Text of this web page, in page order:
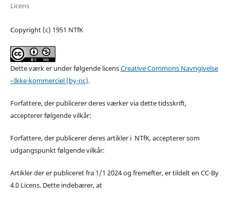
Licens
Copyright (c) 1951 NTfK
Dette værk er under følgende licensCreative Commons Navngivelse
–Ikke-kommerciel (by-nc).
Forfattere, der publicerer deres værker via dette tidsskrift,
accepterer følgende vilkår:
Forfattere, der publicerer deres artikler i NTfK, accepterer som
udgangspunkt følgende vilkår:
Artikler der er publiceret fra 1/1 2024 og fremefter, er tildelt en CC-By
4.0 Licens. Dette indebærer, at